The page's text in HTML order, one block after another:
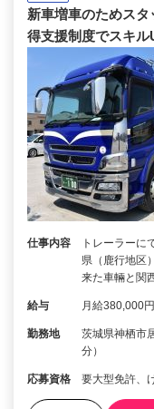
新車増車のためス
得支援制度でスキル
仕事内容
トレーラーに
県（鹿行地区
来た車輛と関
給与 月給380,000
勤務地
茨城県神栖市
分）
応募資格 要大型免許、